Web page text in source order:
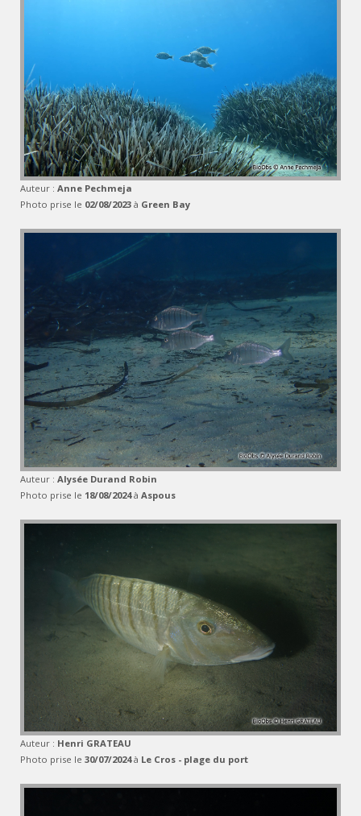
Auteur : Anne Pechmeja
Photo prise le 02/08/2023 à Green Bay
Auteur : Alysée Durand Robin
Photo prise le 18/08/2024à Aspous
Auteur : Henri GRATEAU
Photo prise le 30/07/2024à Le Cros - plage du port